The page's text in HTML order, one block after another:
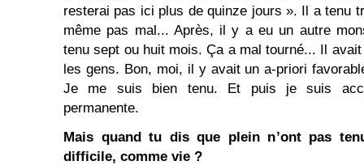
resterai pas ici plus de quinze jours ». Il a tenu
même pas mal... Après, il y a eu un autre
tenu sept ou huit mois. Ça a mal tourné... Il
les gens. Bon, moi, il y avait un a-priori
Je me suis bien tenu. Et puis je suis
permanente.
Mais quand tu dis que plein n’ont pas
difficile, comme vie ?